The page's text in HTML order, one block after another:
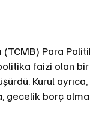
Para
faizi olan
Kurul
borç alma